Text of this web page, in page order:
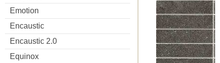
Emotion
Encaustic
Encaustic 2.0
Equinox